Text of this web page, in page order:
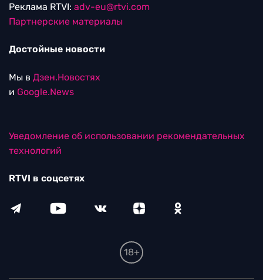
Реклама RTVI: adv-eu@rtvi.com
Партнерские материалы
Достойные новости
Мы в Дзен.Новостях
и Google.News
Уведомление об использовании рекомендательных
технологий
RTVI в соцсетях
18+